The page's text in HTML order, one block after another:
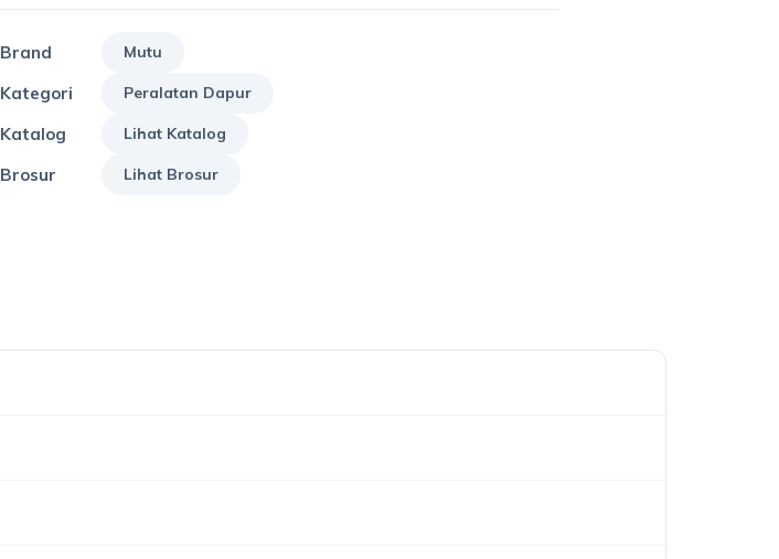
Brand Mutu
Kategori Peralatan Dapur
Katalog Lihat Katalog
Brosur Lihat Brosur